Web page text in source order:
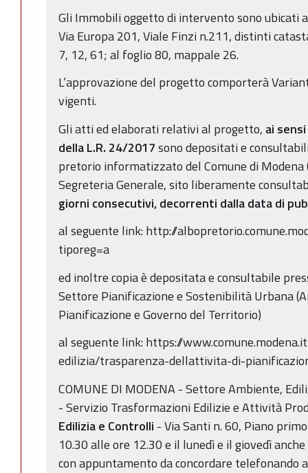
Gli Immobili oggetto di intervento sono ubicati
Via Europa 201, Viale Finzi n.211, distinti
7, 12, 61; al foglio 80, mappale 26.
L’approvazione del progetto comporterà
vigenti.
Gli atti ed elaborati relativi al progetto, ai
della L.R. 24/2017sono depositati e
pretorio informatizzato del Comune di Modena
Segreteria Generale, sito liberamente
giorni consecutivi, decorrenti dalla data di
al seguente link: http://
tiporeg=a
ed inoltre copia è depositata e consultabile
Settore Pianificazione e Sostenibilità Urbana
Pianificazione e Governo del Territorio)
al seguente link: https://
edilizia/trasparenza-dellattivita-di-
COMUNE DI MODENA - Settore Ambiente,
- Servizio Trasformazioni Edilizie e Attività
Edilizia e Controlli - Via Santi n. 60, Piano
10.30 alle ore 12.30 e il lunedì e il giovedì
con appuntamento da concordare telefonando